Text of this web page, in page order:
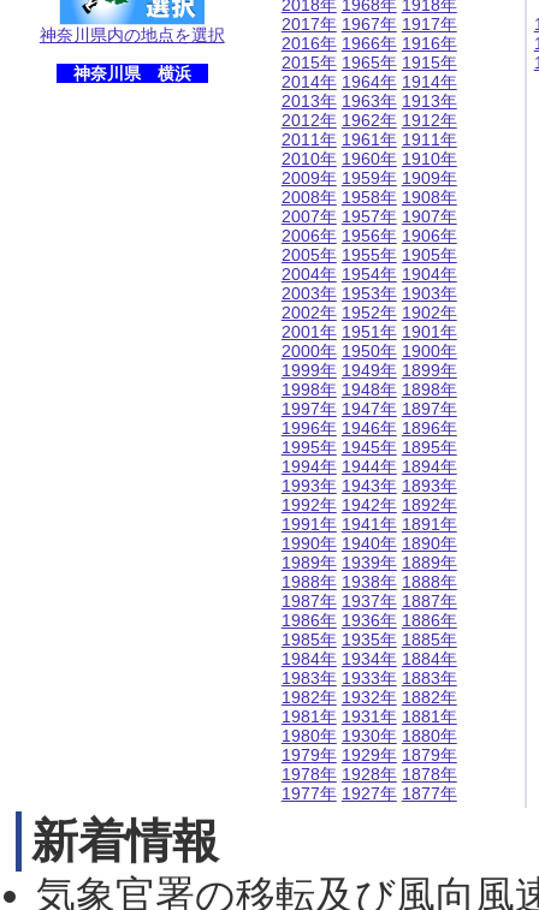
神奈川県内の地点を選択
神奈川県 横浜
2018年
2017年
2016年
2015年
2014年
2013年
2012年
2011年
2010年
2009年
2008年
2007年
2006年
2005年
2004年
2003年
2002年
2001年
2000年
1999年
1998年
1997年
1996年
1995年
1994年
1993年
1992年
1991年
1990年
1989年
1988年
1987年
1986年
1985年
1984年
1983年
1982年
1981年
1980年
1979年
1978年
1977年
1968年
1967年
1966年
1965年
1964年
1963年
1962年
1961年
1960年
1959年
1958年
1957年
1956年
1955年
1954年
1953年
1952年
1951年
1950年
1949年
1948年
1947年
1946年
1945年
1944年
1943年
1942年
1941年
1940年
1939年
1938年
1937年
1936年
1935年
1934年
1933年
1932年
1931年
1930年
1929年
1928年
1927年
1918年
1917年
1916年
1915年
1914年
1913年
1912年
1911年
1910年
1909年
1908年
1907年
1906年
1905年
1904年
1903年
1902年
1901年
1900年
1899年
1898年
1897年
1896年
1895年
1894年
1893年
1892年
1891年
1890年
1889年
1888年
1887年
1886年
1885年
1884年
1883年
1882年
1881年
1880年
1879年
1878年
1877年
新着情報
気象官署の移転及び風向風